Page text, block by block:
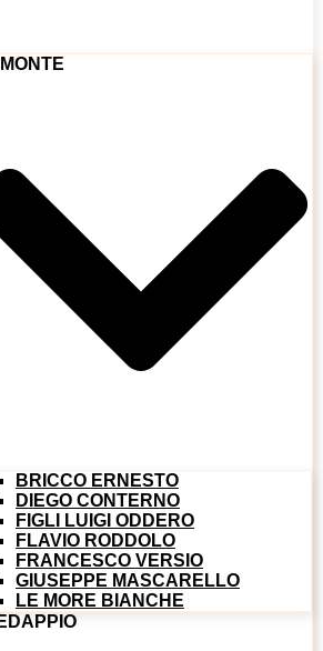
BRICCO ERNESTO
DIEGO CONTERNO
FIGLI LUIGI ODDERO
FLAVIO RODDOLO
FRANCESCO VERSIO
GIUSEPPE MASCARELLO
LE MORE BIANCHE